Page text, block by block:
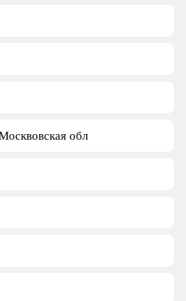
обл